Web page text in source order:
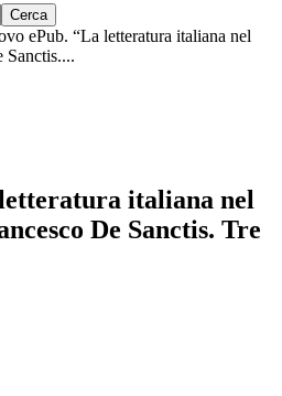
ePub. “La letteratura italiana nel
Sanctis....
italiana nel
De Sanctis. Tre